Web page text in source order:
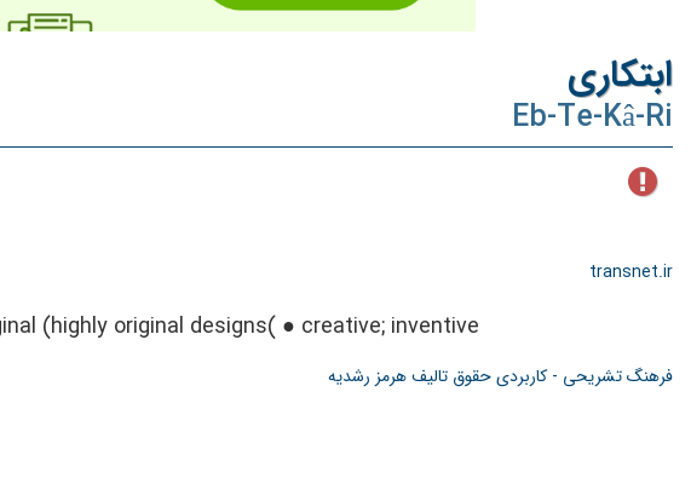
ابتکاری
Eb-Te-Kâ-Ri
transnet.ir
(highly original designs( ● creative; inventive
فرهنگ تشریحی - کاربردی حقوق تالیف هرمز رشدیه